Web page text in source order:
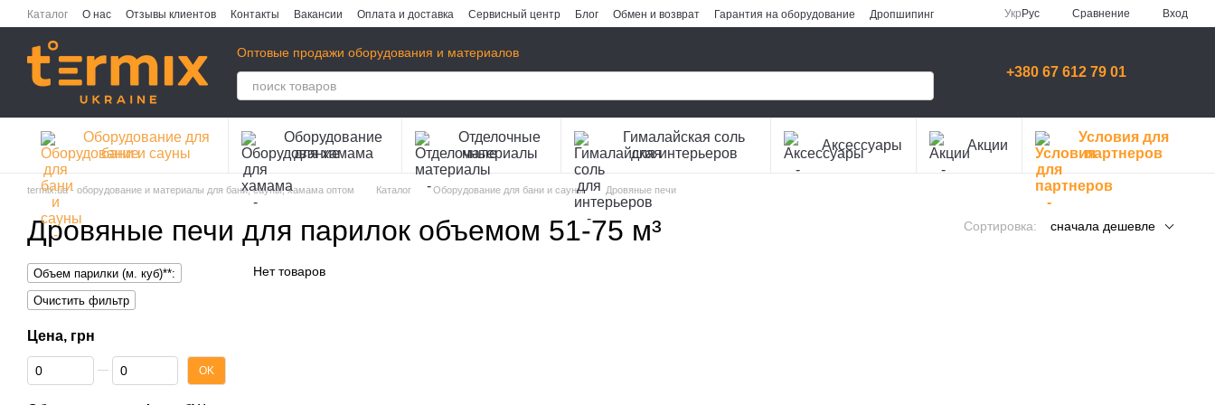
Перейти к основному контенту
Каталог О нас Отзывы клиентов Контакты Вакансии Оплата и доставка Сервисный центр Блог Обмен и возврат Гарантия на оборудование
Дропшипинг
Укр Рус Сравнение Вход
Оптовые продажи оборудования и материалов
+380 67 612 79 01
Оборудование для
бани и сауны
Оборудование
для хамама
Отделочные
материалы
Гималайская соль
для интерьеров
Аксессуары Акции
Условия для
партнеров
termix.ua - оборудование и материалы для бани, сауны, хамама оптом Каталог Оборудование для бани и сауны Дровяные печи
Дровяные печи для парилок объемом 51-75 м³ Сортировка: сначала дешевле
Нет товаров
Объем парилки (м. куб)**:
Очистить фильтр
Цена, грн
От Цена, грн
До Цена, грн OK